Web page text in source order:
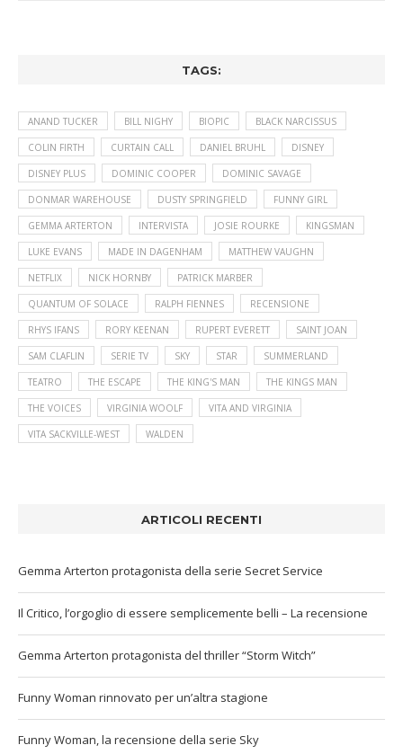
TAGS:
ANAND TUCKER BILL NIGHY BIOPIC BLACK NARCISSUS
COLIN FIRTH CURTAIN CALL DANIEL BRUHL DISNEY
DISNEY PLUS DOMINIC COOPER DOMINIC SAVAGE
DONMAR WAREHOUSE DUSTY SPRINGFIELD FUNNY GIRL
GEMMA ARTERTON INTERVISTA JOSIE ROURKE KINGSMAN
LUKE EVANS MADE IN DAGENHAM MATTHEW VAUGHN
NETFLIX NICK HORNBY PATRICK MARBER
QUANTUM OF SOLACE RALPH FIENNES RECENSIONE
RHYS IFANS RORY KEENAN RUPERT EVERETT SAINT JOAN
SAM CLAFLIN SERIE TV SKY STAR SUMMERLAND
TEATRO THE ESCAPE THE KING'S MAN THE KINGS MAN
THE VOICES VIRGINIA WOOLF VITA AND VIRGINIA
VITA SACKVILLE-WEST WALDEN
ARTICOLI RECENTI
Gemma Arterton protagonista della serie Secret Service
Il Critico, l’orgoglio di essere semplicemente belli – La recensione
Gemma Arterton protagonista del thriller “Storm Witch”
Funny Woman rinnovato per un’altra stagione
Funny Woman, la recensione della serie Sky